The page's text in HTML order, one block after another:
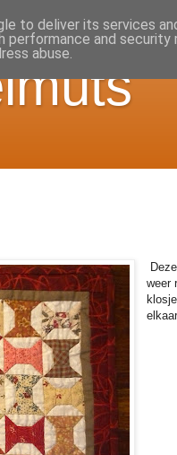
weer
to deliver its services
performance and
abuse.